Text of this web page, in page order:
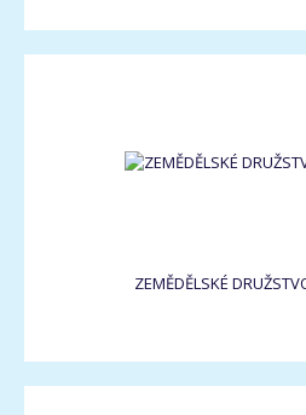
ZEMĚDĚLSKÉ